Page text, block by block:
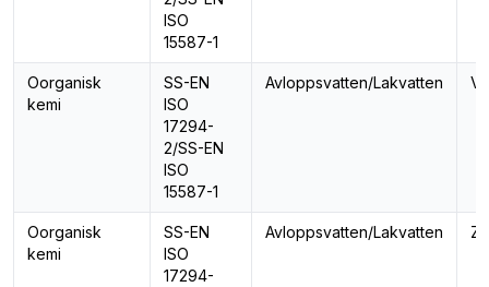
ISO
15587-1
Oorganisk
kemi
SS-EN
ISO
17294-
2/SS-EN
ISO
15587-1
Avloppsvatten/Lakvatten
Oorganisk
kemi
SS-EN
ISO
17294-
Avloppsvatten/Lakvatten